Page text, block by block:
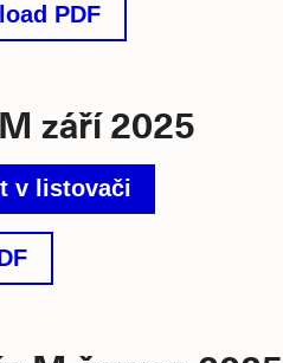
PDF
září 2025
v listovači